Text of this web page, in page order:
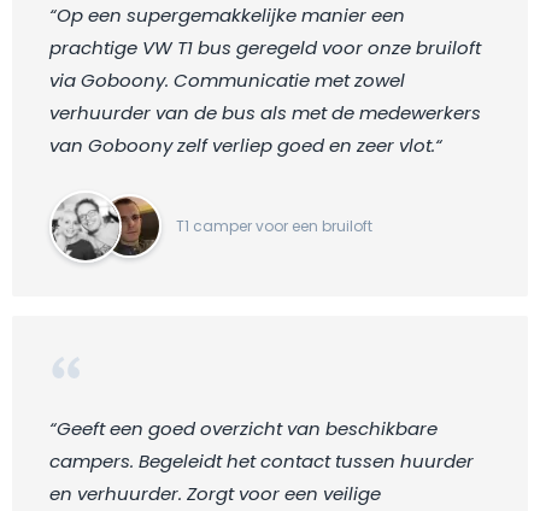
“Op een supergemakkelijke manier een
prachtige VW T1 bus geregeld voor onze bruiloft
via Goboony. Communicatie met zowel
verhuurder van de bus als met de medewerkers
van Goboony zelf verliep goed en zeer vlot.“
T1 camper voor een bruiloft
“Geeft een goed overzicht van beschikbare
campers. Begeleidt het contact tussen huurder
en verhuurder. Zorgt voor een veilige